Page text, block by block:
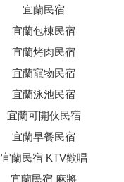
宜蘭民宿
宜蘭包棟民宿
宜蘭烤肉民宿
宜蘭寵物民宿
宜蘭泳池民宿
宜蘭可開伙民宿
宜蘭早餐民宿
宜蘭民宿 KTV歡唱
宜蘭民宿 麻將